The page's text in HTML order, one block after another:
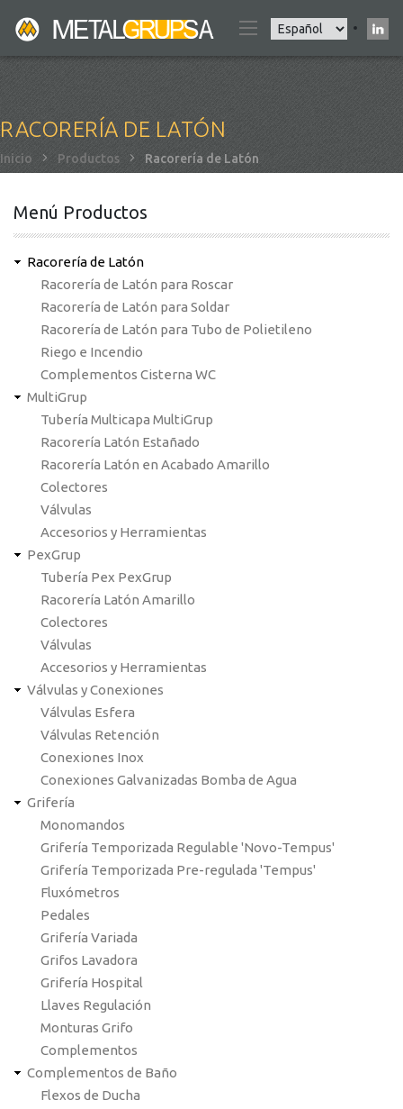
Select
your
language
RACORERÍA DE LATÓN
Sobrescribir
de
ayuda
navegación
Inicio Productos Racorería de Latón
Menú Productos
Racorería de Latón
Racorería de Latón para Roscar
Racorería de Latón para Soldar
Racorería de Latón para Tubo de Polietileno
Riego e Incendio
Complementos Cisterna WC
MultiGrup
Tubería Multicapa MultiGrup
Racorería Latón Estañado
Racorería Latón en Acabado Amarillo
Colectores
Válvulas
Accesorios y Herramientas
PexGrup
Tubería Pex PexGrup
Racorería Latón Amarillo
Colectores
Válvulas
Accesorios y Herramientas
Válvulas y Conexiones
Válvulas Esfera
Válvulas Retención
Conexiones Inox
Conexiones Galvanizadas Bomba de Agua
Grifería
Monomandos
Grifería Temporizada Regulable 'Novo-Tempus'
Grifería Temporizada Pre-regulada 'Tempus'
Fluxómetros
Pedales
Grifería Variada
Grifos Lavadora
Grifería Hospital
Llaves Regulación
Monturas Grifo
Complementos
Complementos de Baño
Flexos de Ducha